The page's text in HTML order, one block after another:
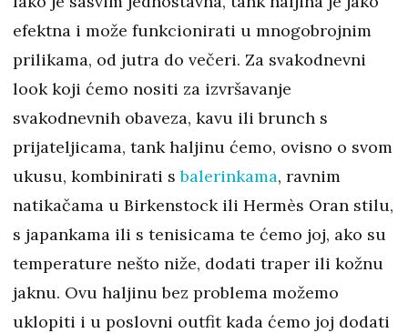
efektna i može funkcionirati u mnogobrojnim
prilikama, od jutra do večeri. Za svakodnevni
look koji ćemo nositi za izvršavanje
svakodnevnih obaveza, kavu ili brunch s
prijateljicama, tank haljinu ćemo, ovisno o svom
ukusu, kombinirati sbalerinkama, ravnim
natikačama u Birkenstock ili Hermès Oran stilu,
s japankama ili s tenisicama te ćemo joj, ako su
temperature nešto niže, dodati traper ili kožnu
jaknu. Ovu haljinu bez problema možemo
uklopiti i u poslovni outfit kada ćemo joj dodati